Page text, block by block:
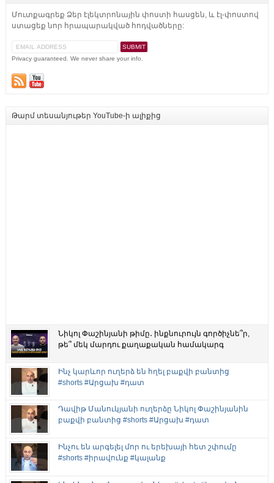
Մուտքագրեք Ձեր էլեկտրոնային փոստի հասցեն, և էլ-փոստով
ստացեք նոր հրապարակված հոդվածները:
Privacy guaranteed. We never share your info.
Թարմ տեսանյութեր YouTube-ի ալիքից
Նիկոլ Փաշինյանի թիմը․ ինքնուրույն գործիչնե՞ր,
թե՞ մեկ մարդու քաղաքական համակարգ
Ինչ կարևոր ուղերձ են հղել բաքվի բանտից
#shorts #Արցախ #դատ
Դավիթ Մանուկյանի ուղերձը Նիկոլ Փաշինյանին
բաքվի բանտից #shorts #Արցախ #դատ
Ինչու են արգելել մոր ու երեխայի հետ շփումը
#shorts #իրավունք #կալանք